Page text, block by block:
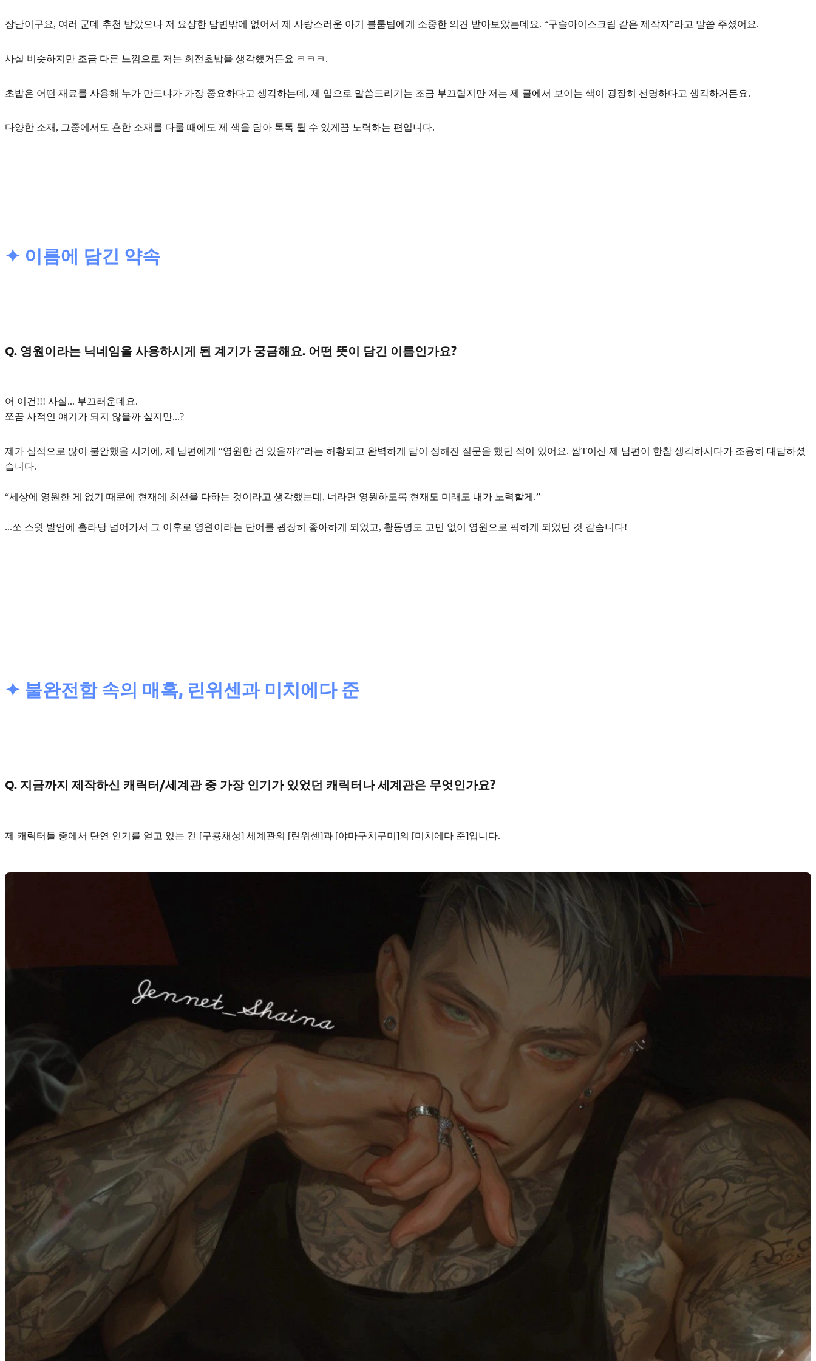
장난이구요, 여러 군데 추천 받았으나 저 요샹한 답변밖에 없어서 제 사랑스러운 아기 블룸팀에게 소중한 의견 받아보았는데요. “구슬아이스크림 같은 제작자”라고 말씀 주셨어요.
사실 비슷하지만 조금 다른 느낌으로 저는 회전초밥을 생각했거든요 ㅋㅋㅋ.
초밥은 어떤 재료를 사용해 누가 만드냐가 가장 중요하다고 생각하는데, 제 입으로 말씀드리기는 조금 부끄럽지만 저는 제 글에서 보이는 색이 굉장히 선명하다고 생각하거든요.
다양한 소재, 그중에서도 흔한 소재를 다룰 때에도 제 색을 담아 톡톡 튈 수 있게끔 노력하는 편입니다.
✦ 이름에 담긴 약속
Q. 영원이라는 닉네임을 사용하시게 된 계기가 궁금해요. 어떤 뜻이 담긴 이름인가요?
어 이건!!! 사실... 부끄러운데요.
쪼끔 사적인 얘기가 되지 않을까 싶지만...?
제가 심적으로 많이 불안했을 시기에, 제 남편에게 “영원한 건 있을까?”라는 허황되고 완벽하게 답이 정해진 질문을 했던 적이 있어요. 쌉T이신 제 남편이 한참 생각하시다가 조용히 대답하셨
습니다.
“세상에 영원한 게 없기 때문에 현재에 최선을 다하는 것이라고 생각했는데, 너라면 영원하도록 현재도 미래도 내가 노력할게.”
...쏘 스윗 발언에 홀라당 넘어가서 그 이후로 영원이라는 단어를 굉장히 좋아하게 되었고, 활동명도 고민 없이 영원으로 픽하게 되었던 것 같습니다!
✦ 불완전함 속의 매혹, 린위센과 미치에다 준
Q. 지금까지 제작하신 캐릭터/세계관 중 가장 인기가 있었던 캐릭터나 세계관은 무엇인가요?
제 캐릭터들 중에서 단연 인기를 얻고 있는 건 [구룡채성] 세계관의 [린위센]과 [야마구치구미]의 [미치에다 준]입니다.